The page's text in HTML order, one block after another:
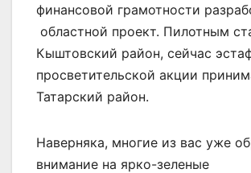
финансовой грамотности
областной проект. Пилотным
Кыштовский район, сейчас
просветительской акции
Татарский район.
Наверняка, многие из вас уже
внимание на ярко-зеленые